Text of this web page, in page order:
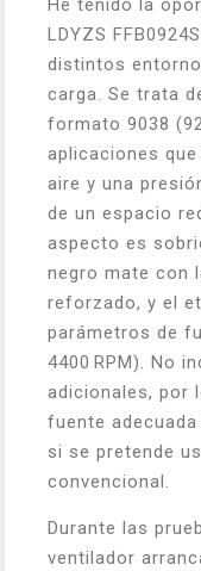
He tenido la
LDYZS
distintos
carga. Se trata
formato 9038
aplicaciones
aire y una
de un espacio
aspecto es
negro mate con
reforzado, y el
parámetros de
4400 RPM). No
adicionales, por
fuente
si se pretende
convencional.
Durante las
ventilador